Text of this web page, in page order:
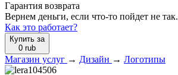
Гарантия возврата
Вернем деньги, если что-то пойдет не так.
Как это работает?
Купить за
0 rub
Магазин услуг → Дизайн → Логотипы